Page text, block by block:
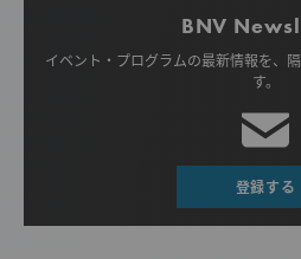
BNV
イベント・プログラムの最新情報を、
す。
登録する